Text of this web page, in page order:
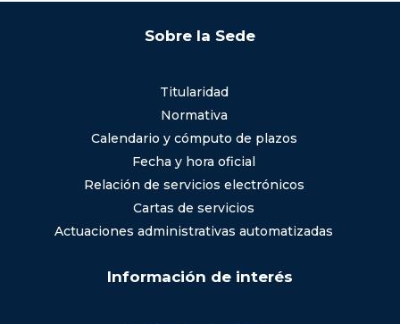
Sobre la Sede
Titularidad
Normativa
Calendario y cómputo de plazos
Fecha y hora oficial
Relación de servicios electrónicos
Cartas de servicios
Actuaciones administrativas automatizadas
Información de interés